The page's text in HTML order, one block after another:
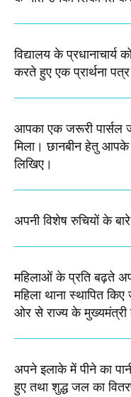
विद्यालय के
करते हुए एक प्रार्थना
आपका एक जरूरी पार्सल
मिला। छानबीन हेतु
लिखिए।
अपनी विशेष रुचियों के
महिलाओं के प्रति बढ़ते
महिला थाना स्थापित
ओर से राज्य के मुख्यमंत्री
अपने इलाके में पीने का
हुए तथा शुद्ध जल का